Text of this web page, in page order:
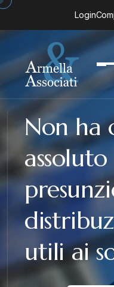
Login
Non ha
utili ai